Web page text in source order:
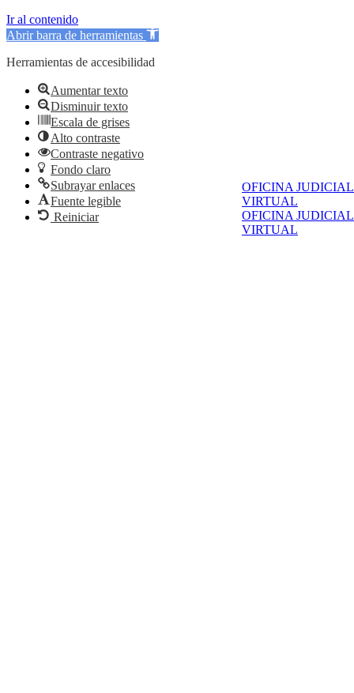
OFICINA JUDICIAL
VIRTUAL
OFICINA JUDICIAL
VIRTUAL
Ir al contenido
Abrir barra de herramientas
Herramientas de accesibilidad
Aumentar texto
Disminuir texto
Escala de grises
Alto contraste
Contraste negativo
Fondo claro
Subrayar enlaces
Fuente legible
Reiniciar